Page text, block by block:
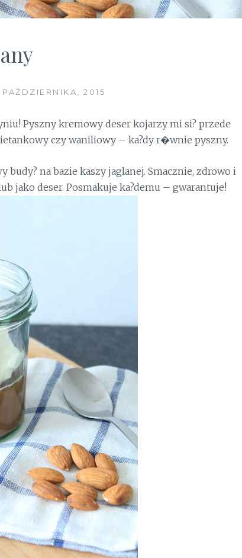
2015
Pyszny kremowy deser kojarzy mi si? przede
czy waniliowy – ka?dy r�wnie pyszny.
na bazie kaszy jaglanej. Smacznie, zdrowo i
jako deser. Posmakuje ka?demu – gwarantuje!